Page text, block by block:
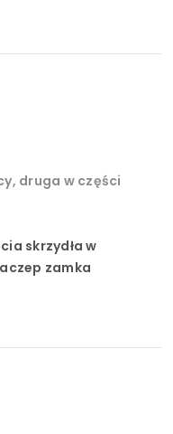
druga w części
skrzydła w
zamka